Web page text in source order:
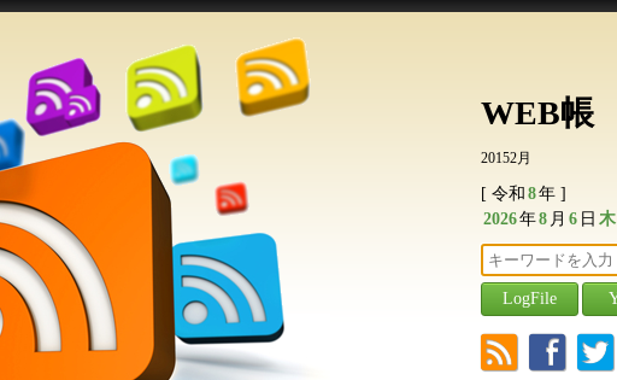
WEB帳
20152月
[ 令和 8年 ]
2026年8 月 6 日 木
r f t